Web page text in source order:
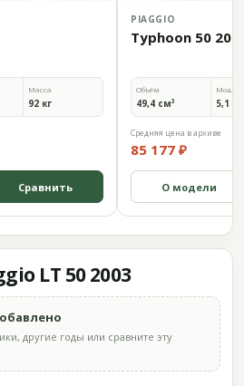
Масса
92 кг
Сравнить
PIAGGIO
Typhoon 50
Объём
49,4 см³ 5,1
Средняя цена в архиве
85 177 ₽
О модели
LT 50 2003
другие годы или сравните эту